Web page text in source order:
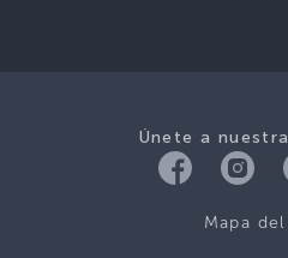
Únete a
Mapa